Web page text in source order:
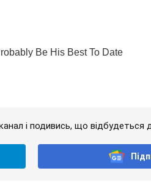
і подивись, що відбудеться